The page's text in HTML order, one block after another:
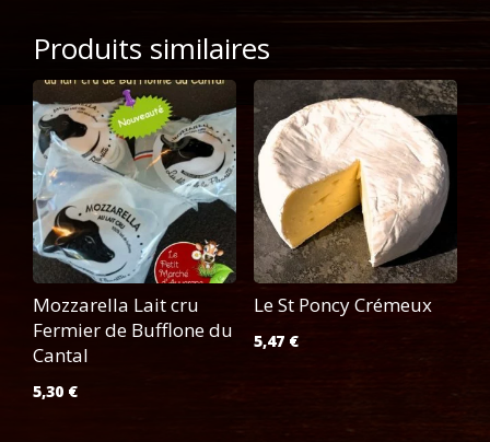
Produits similaires
Mozzarella Lait cru
Fermier de Bufflone du
Cantal
5,30 €
Le St Poncy Crémeux
5,47 €